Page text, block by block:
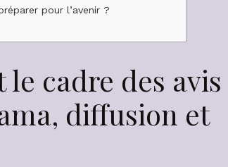
pour l’avenir ?
cadre des avis
diffusion et